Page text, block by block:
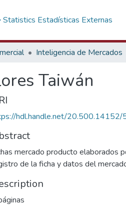
Statistics Estadísticas Externas
Inteligencia de Mercados
Taiwán
hdl.handle.net/20.500.14152/
mercado producto elaborados
de la ficha y datos del